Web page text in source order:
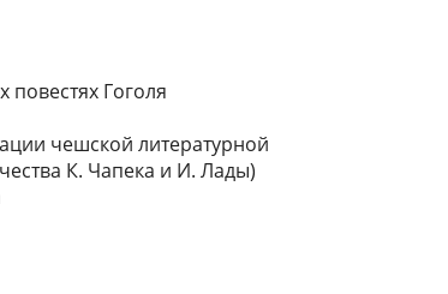
Гоголя
чешской литературной
К. Чапека и И. Лады)